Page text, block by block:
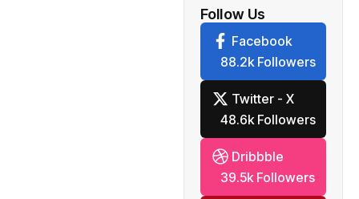
Follow Us
Facebook
88.2k Followers
Twitter - X
48.6k Followers
Dribbble
39.5k Followers